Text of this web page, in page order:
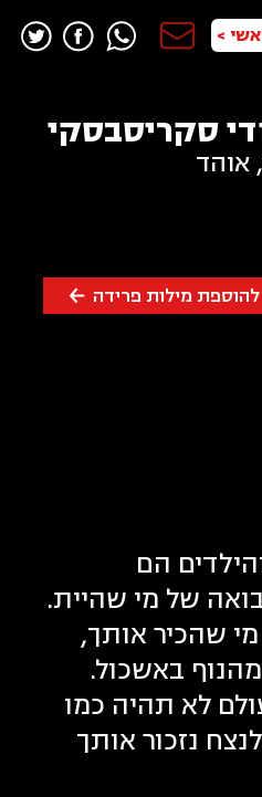
>
להוספת מילות פרידה
סקריסבסקי
, אוהד
הם
של מי שהיית.
שהכיר אותך,
באשכול.
לא תהיה כמו
נזכור אותך